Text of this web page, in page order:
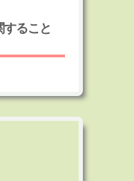
すること